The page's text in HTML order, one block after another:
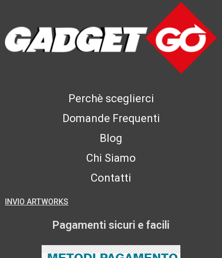
Perchè sceglierci
Domande Frequenti
Blog
Chi Siamo
Contatti
INVIO ARTWORKS
Pagamenti sicuri e facili